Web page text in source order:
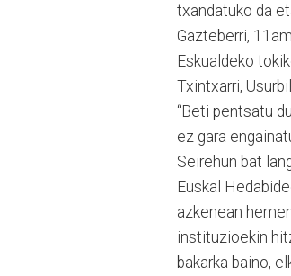
txandatuko da
Gazteberri,
Eskualdeko
Txintxarri,
“Beti pentsatu
ez gara
Seirehun bat
Euskal
azkenean
instituzioekin
bakarka baino,